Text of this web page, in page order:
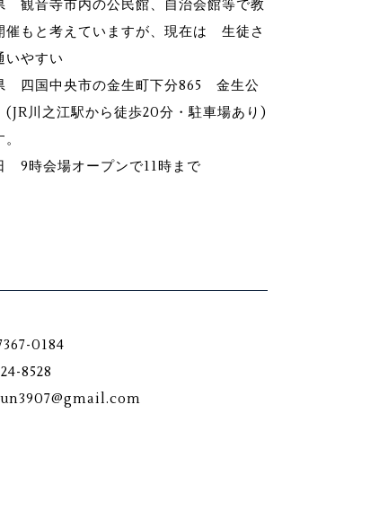
観音寺市内の公民館、自治会館等で教
催もと考えていますが、現在は 生徒さ
いやすい
四国中央市の金生町下分865 金生公
川之江駅から徒歩20分・駐車場あり)
9時会場オープンで11時まで
0184
8528